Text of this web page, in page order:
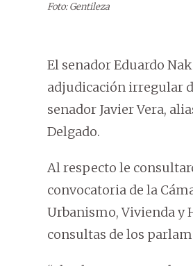
Foto: Gentileza
El senador Eduardo
adjudicación irregular
senador Javier Vera,
Delgado.
Al respecto le
convocatoria de la
Urbanismo, Vivienda y
consultas de los